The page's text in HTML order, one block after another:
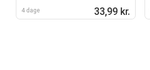
4 dage 33,99 kr.